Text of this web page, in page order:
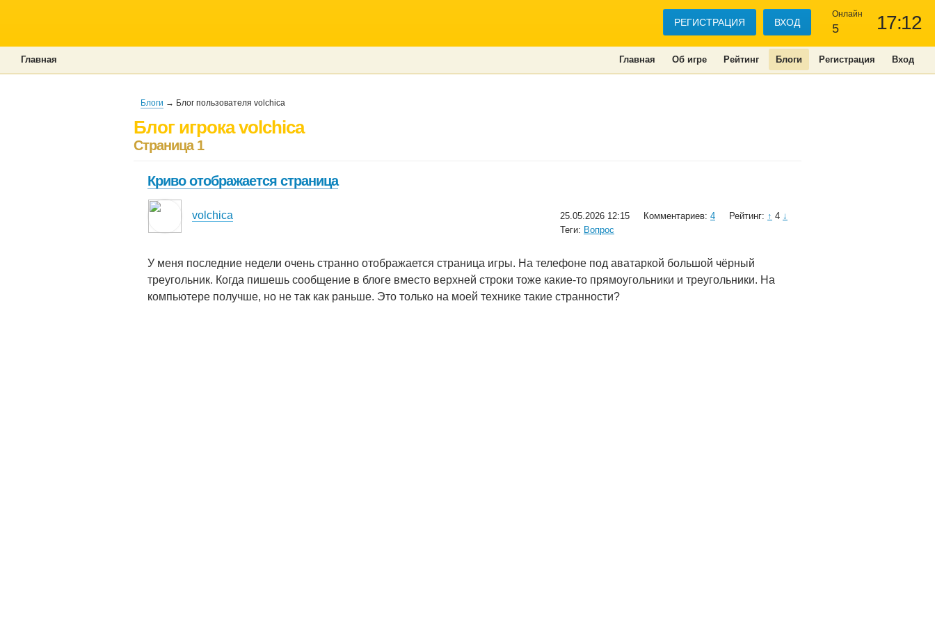
17:12
Онлайн
5
РЕГИСТРАЦИЯ ВХОД
Главная Об игре Рейтинг Блоги Регистрация Вход
Главная
Блоги → Блог пользователя volchica
Блог игрока volchica
Страница 1
Криво отображается страница
volchica 25.05.2026 12:15 Комментариев: 4 Рейтинг: ↑ 4 ↓
Теги: Вопрос
У меня последние недели очень странно отображается страница игры. На телефоне под аватаркой большой чёрный
треугольник. Когда пишешь сообщение в блоге вместо верхней строки тоже какие-то прямоугольники и треугольники. На
компьютере получше, но​ не так как раньше. Это только на моей технике такие странности?